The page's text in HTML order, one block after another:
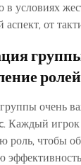
в условиях
от
ролей
очень
Каждый
роль‚ чтобы